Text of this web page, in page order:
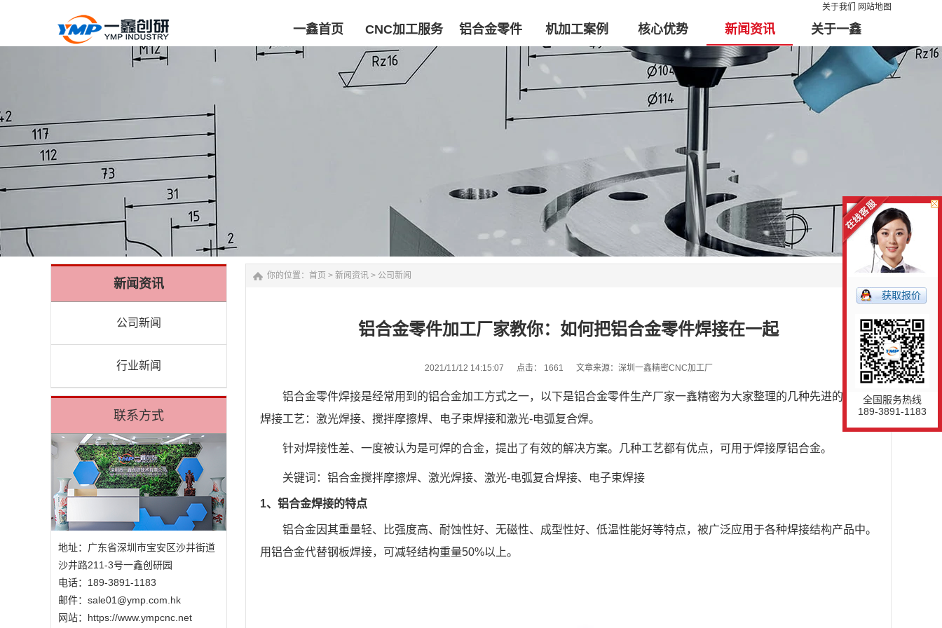
关于我们 网站地图
一鑫首页 CNC加工服务 铝合金零件 机加工案例 核心优势 新闻资讯 关于一鑫
新闻资讯
公司新闻
行业新闻
联系方式
地址：广东省深圳市宝安区沙井街道
沙井路211-3号一鑫创研园
电话：189-3891-1183
邮件： sale01@ymp.com.hk
网站： https://www.ympcnc.net
你的位置： 首页 > 新闻资讯 > 公司新闻
铝合金零件加工厂家教你：如何把铝合金零件焊接在一起
2021/11/12 14:15:07 点击： 1661 文章来源：深圳一鑫精密CNC加工厂
铝合金零件焊接是经常用到的铝合金加工方式之一，以下是铝合金零件生产厂家一鑫精密为大家整理的几种先进的铝合金
焊接工艺：激光焊接、搅拌摩擦焊、电子束焊接和激光-电弧复合焊。
针对焊接性差、一度被认为是可焊的合金，提出了有效的解决方案。几种工艺都有优点，可用于焊接厚铝合金。
关键词：铝合金搅拌摩擦焊、激光焊接、激光-电弧复合焊接、电子束焊接
1、铝合金焊接的特点
铝合金因其重量轻、比强度高、耐蚀性好、无磁性、成型性好、低温性能好等特点，被广泛应用于各种焊接结构产品中。
用铝合金代替钢板焊接，可减轻结构重量50%以上。
获取报价
全国服务热线
189-3891-1183